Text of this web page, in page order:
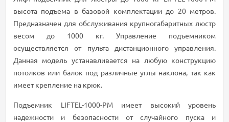
высота подъема в базовой комплектации до 20 метров.
Предназначен для обслуживания крупногабаритных люстр
весом до 1000 кг. Управление подъемником
осуществляется от пульта дистанционного управления.
Данная модель устанавливается на любую конструкцию
потолков или балок под различные углы наклона, так как
имеет крепление на крюк.
Подъемник LIFTEL-1000-PM имеет высокий уровень
надежности и безопасности от случайного пуска и